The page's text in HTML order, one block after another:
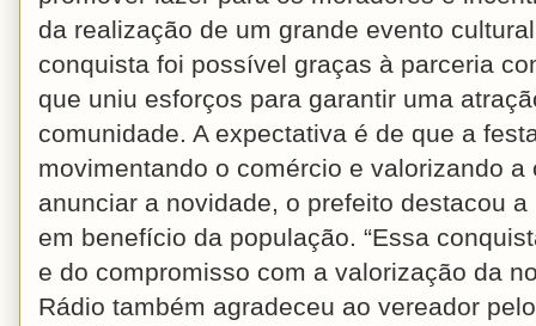
da realização de um grande evento
conquista foi possível graças à parceria
que uniu esforços para garantir uma
comunidade. A expectativa é de que a
movimentando o comércio e valorizando
anunciar a novidade, o prefeito destacou
em benefício da população. “Essa
e do compromisso com a valorização da
Rádio também agradeceu ao vereador